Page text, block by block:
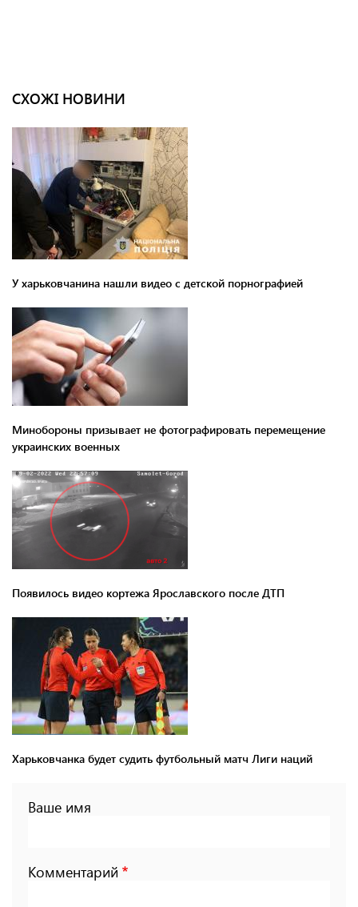
СХОЖІ НОВИНИ
У харьковчанина нашли видео с детской порнографией
Минобороны призывает не фотографировать перемещение
украинских военных
Появилось видео кортежа Ярославского после ДТП
Харьковчанка будет судить футбольный матч Лиги наций
Ваше имя
Комментарий